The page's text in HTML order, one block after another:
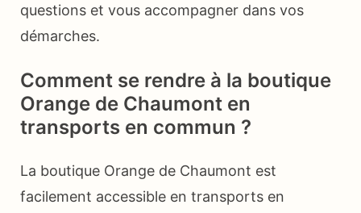
questions et vous accompagner dans vos
démarches.
Comment se rendre à la boutique
Orange de Chaumont en
transports en commun ?
La boutique Orange de Chaumont est
facilement accessible en transports en